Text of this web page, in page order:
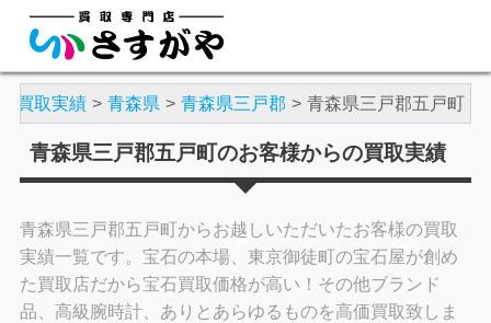
買取実績 青森県 青森県三戸郡 青森県三戸郡五戸町
青森県三戸郡五戸町のお客様からの買取実績
青森県三戸郡五戸町からお越しいただいたお客様の買取
実績一覧です。宝石の本場、東京御徒町の宝石屋が創め
た買取店だから宝石買取価格が高い！その他ブランド
品、高級腕時計、ありとあらゆるものを高価買取致しま